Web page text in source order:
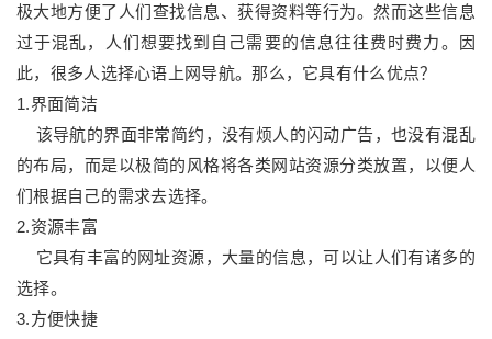
极大地方便了人们查找信息、获得资料等行为。然而这些信息
过于混乱，人们想要找到自己需要的信息往往费时费力。因
此，很多人选择心语上网导航。那么，它具有什么优点？
1.界面简洁
该导航的界面非常简约，没有烦人的闪动广告，也没有混乱
的布局，而是以极简的风格将各类网站资源分类放置，以便人
们根据自己的需求去选择。
2.资源丰富
它具有丰富的网址资源，大量的信息，可以让人们有诸多的
选择。
3.方便快捷